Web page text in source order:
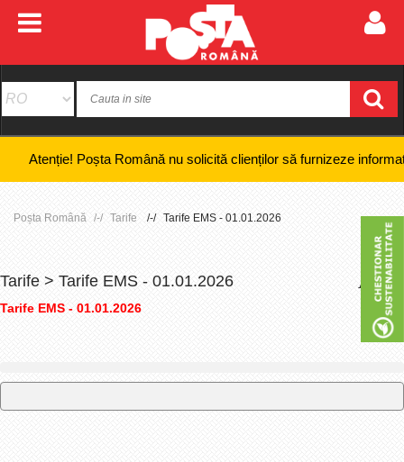
Poșta Română nu solicită clienților să furnizeze informații
Poșta Română Tarife Tarife EMS - 01.01.2026
Tarife > Tarife EMS - 01.01.2026 +
Tarife EMS - 01.01.2026